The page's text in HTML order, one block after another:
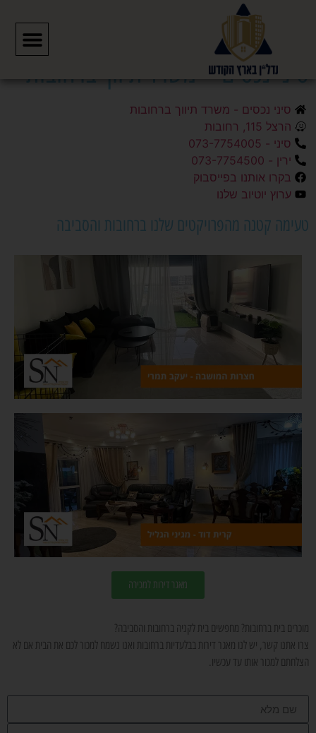
» סיני נכסים – משרד תיווך ברחובות
סיני נכסים – משרד תיווך ברחובות
סיני נכסים - משרד תיווך ברחובות
הרצל 115, רחובות
סיני - 073-7754005
ירין - 073-7754500
בקרו אותנו בפייסבוק
ערוץ יוטיוב שלנו
טעימה קטנה מהפרויקטים שלנו ברחובות והסביבה
מאגר דירות למכירה
מוכרים בית ברחובות? מחפשים בית לקניה ברחובות והסביבה?
צרו אתנו קשר, יש לנו מאגר דירות בבלעדיות ברחובות ואנו נשמח למכור לכם את הבית אם לא
הצלחתם למכור אותו עד עכשיו.